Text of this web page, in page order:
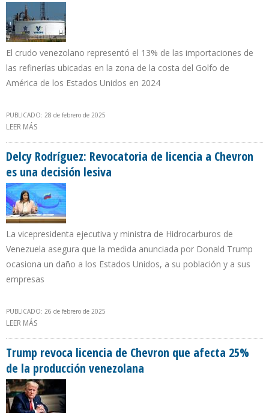
El crudo venezolano representó el 13% de las importaciones de
las refinerías ubicadas en la zona de la costa del Golfo de
América de los Estados Unidos en 2024
PUBLICADO: 28 de febrero de 2025
LEER MÁS
Delcy Rodríguez: Revocatoria de licencia a Chevron
es una decisión lesiva
La vicepresidenta ejecutiva y ministra de Hidrocarburos de
Venezuela asegura que la medida anunciada por Donald Trump
ocasiona un daño a los Estados Unidos, a su población y a sus
empresas
PUBLICADO: 26 de febrero de 2025
LEER MÁS
Trump revoca licencia de Chevron que afecta 25%
de la producción venezolana